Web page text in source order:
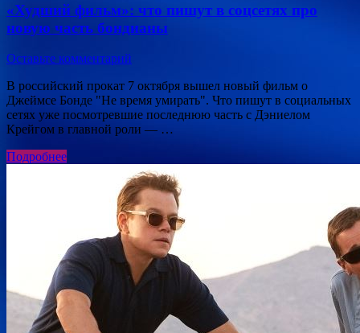
«Худший фильм»: что пишут в соцсетях про
новую часть бондианы
Оставьте комментарий
В российский прокат 7 октября вышел новый фильм о
Джеймсе Бонде "Не время умирать". Что пишут в социальных
сетях уже посмотревшие последнюю часть с Дэниелом
Крейгом в главной роли — …
Подробнее